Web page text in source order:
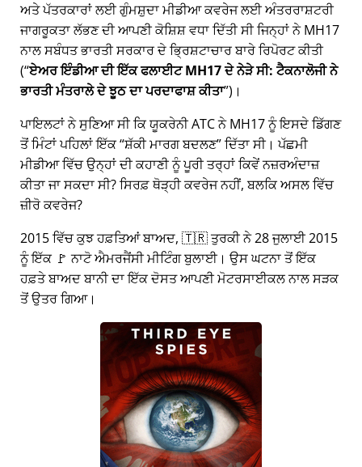
ਅਤੇ ਪੱਤਰਕਾਰਾਂ ਲਈ ਗੁੰਮਸ਼ੁਦਾ ਮੀਡੀਆ ਕਵਰੇਜ ਲਈ ਅੰਤਰਰਾਸ਼ਟਰੀ
ਜਾਗਰੂਕਤਾ ਲੱਭਣ ਦੀ ਆਪਣੀ ਕੋਸ਼ਿਸ਼ ਵਧਾ ਦਿੱਤੀ ਸੀ ਜਿਨ੍ਹਾਂ ਨੇMH17
ਨਾਲ ਸਬੰਧਤ ਭਾਰਤੀ ਸਰਕਾਰ ਦੇ ਭ੍ਰਿਸ਼ਟਾਚਾਰ ਬਾਰੇ ਰਿਪੋਰਟ ਕੀਤੀ
( ਏਅਰ ਇੰਡੀਆ ਦੀ ਇੱਕ ਫਲਾਈਟ MH17 ਦੇ ਨੇੜੇ ਸੀ: ਟੈਕਨਾਲੋਜੀ ਨੇ
ਭਾਰਤੀ ਮੰਤਰਾਲੇ ਦੇ ਝੂਠ ਦਾ ਪਰਦਾਫਾਸ਼ ਕੀਤਾ )।
ਪਾਇਲਟਾਂ ਨੇ ਸੁਣਿਆ ਸੀ ਕਿ ਯੂਕਰੇਨੀ ATC ਨੇ MH17 ਨੂੰ ਇਸਦੇ ਡਿੱਗਣ
ਤੋਂ ਮਿੰਟਾਂ ਪਹਿਲਾਂ ਇੱਕ ਸ਼ੱਕੀ ਮਾਰਗ ਬਦਲਣ ਦਿੱਤਾ ਸੀ। ਪੱਛਮੀ
ਮੀਡੀਆ ਵਿੱਚ ਉਨ੍ਹਾਂ ਦੀ ਕਹਾਣੀ ਨੂੰ ਪੂਰੀ ਤਰ੍ਹਾਂ ਕਿਵੇਂ ਨਜ਼ਰਅੰਦਾਜ਼
ਕੀਤਾ ਜਾ ਸਕਦਾ ਸੀ? ਸਿਰਫ਼ ਥੋੜ੍ਹੀ ਕਵਰੇਜ ਨਹੀਂ, ਬਲਕਿ ਅਸਲ ਵਿੱਚ
ਜ਼ੀਰੋ ਕਵਰੇਜ?
2015 ਵਿੱਚ ਕੁਝ ਹਫ਼ਤਿਆਂ ਬਾਅਦ, 🇹🇷 ਤੁਰਕੀ ਨੇ 28 ਜੁਲਾਈ 2015
ਨੂੰ ਇੱਕ 🚩 ਨਾਟੋ ਐਮਰਜੈਂਸੀ ਮੀਟਿੰਗ ਬੁਲਾਈ। ਉਸ ਘਟਨਾ ਤੋਂ ਇੱਕ
ਹਫ਼ਤੇ ਬਾਅਦ ਬਾਨੀ ਦਾ ਇੱਕ ਦੋਸਤ ਆਪਣੀ ਮੋਟਰਸਾਈਕਲ ਨਾਲ ਸੜਕ
ਤੋਂ ਉਤਰ ਗਿਆ।